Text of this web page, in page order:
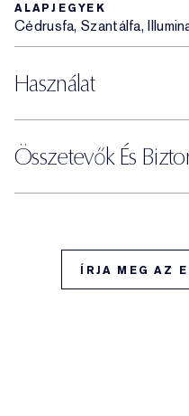
ALAPJEGYEK
Cédrusfa, Szantálfa,
Használat
Összetevők És
ÍRJA MEG AZ